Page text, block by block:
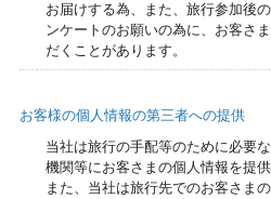
お届けする為、また、旅行参加後
ンケートのお願いの為に、お客さ
だくことがあります。
お客様の個人情報の第三者への提供
当社は旅行の手配等のために必要
機関等にお客さまの個人情報を提供
また、当社は旅行先でのお客さま